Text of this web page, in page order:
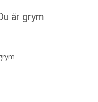
är grym